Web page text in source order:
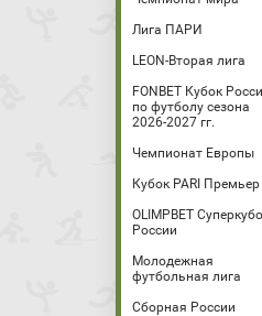
Лига ПАРИ
LEON-Вторая лига
FONBET Кубок
по футболу сезона
2026-2027 гг.
Чемпионат Европы
Кубок PARI Премьер
OLIMPBET
России
Молодежная
футбольная лига
Сборная России